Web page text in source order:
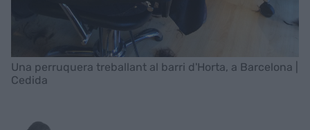
Una perruquera treballant al barri d'Horta, a Barcelona |
Cedida